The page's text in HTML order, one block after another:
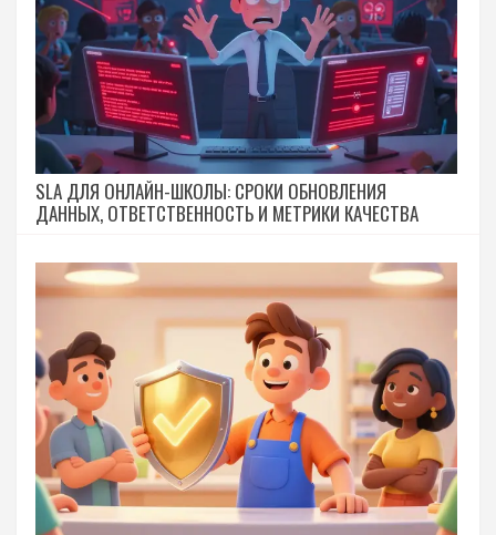
SLA ДЛЯ ОНЛАЙН-ШКОЛЫ: СРОКИ ОБНОВЛЕНИЯ
ДАННЫХ, ОТВЕТСТВЕННОСТЬ И МЕТРИКИ КАЧЕСТВА